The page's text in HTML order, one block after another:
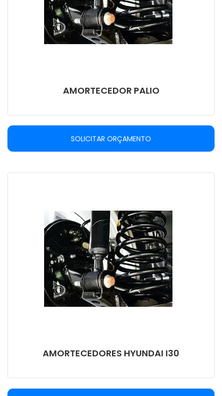
AMORTECEDOR PALIO
SOLICITAR ORÇAMENTO
AMORTECEDORES HYUNDAI I30